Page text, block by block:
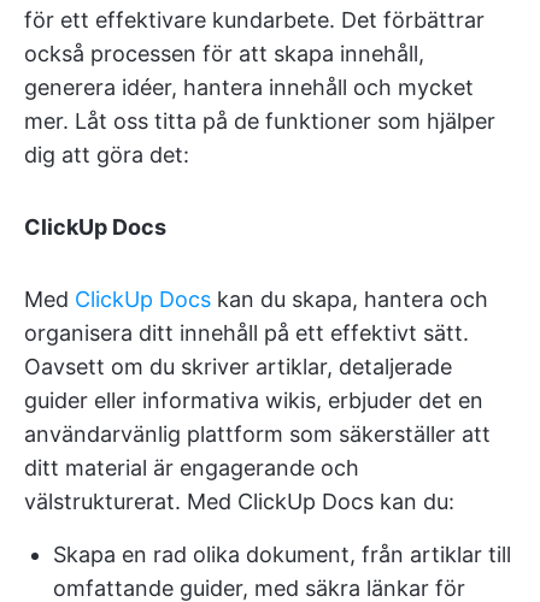
för ett effektivare kundarbete. Det förbättrar
också processen för att skapa innehåll,
generera idéer, hantera innehåll och mycket
mer. Låt oss titta på de funktioner som hjälper
dig att göra det:
ClickUp Docs
Med ClickUp Docs kan du skapa, hantera och
organisera ditt innehåll på ett effektivt sätt.
Oavsett om du skriver artiklar, detaljerade
guider eller informativa wikis, erbjuder det en
användarvänlig plattform som säkerställer att
ditt material är engagerande och
välstrukturerat. Med ClickUp Docs kan du:
Skapa en rad olika dokument, från artiklar till
omfattande guider, med säkra länkar för